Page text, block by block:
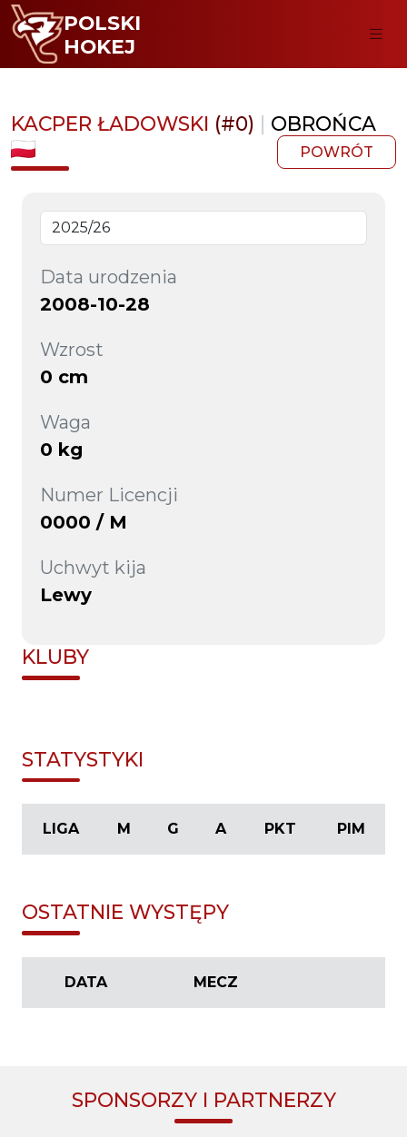
POLSKI
HOKEJ
KACPER ŁADOWSKI (#0) | OBROŃCA
POWRÓT
Data urodzenia
2008-10-28
Wzrost
0 cm
Waga
0 kg
Numer Licencji
0000 / M
Uchwyt kija
Lewy
KLUBY
STATYSTYKI
LIGA M G A PKT PIM
OSTATNIE WYSTĘPY
DATA MECZ
SPONSORZY I PARTNERZY